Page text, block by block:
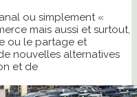
ou simplement «
mais aussi et surtout,
ou le partage et
nouvelles alternatives
et de